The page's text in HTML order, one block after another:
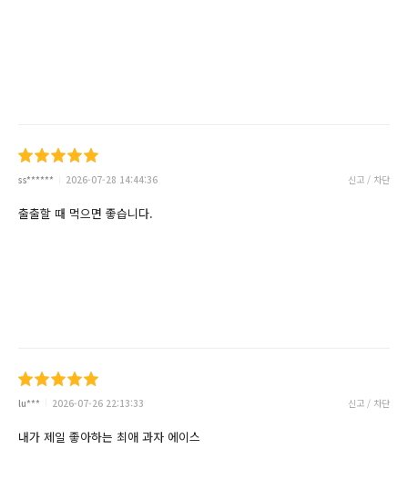
ss****** 2026-07-28 14:44:36 신고 / 차단
출출할 때 먹으면 좋습니다.
lu*** 2026-07-26 22:13:33 신고 / 차단
내가 제일 좋아하는 최애 과자 에이스